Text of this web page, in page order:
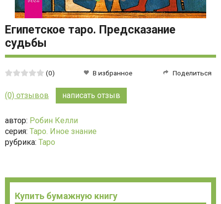
Египетское таро. Предсказание
судьбы
Средняя
из
(0) В избранное Поделиться
(0) отзывов написать отзыв
автор: Робин Келли
серия: Таро. Иное знание
рубрика: Таро
Купить бумажную книгу